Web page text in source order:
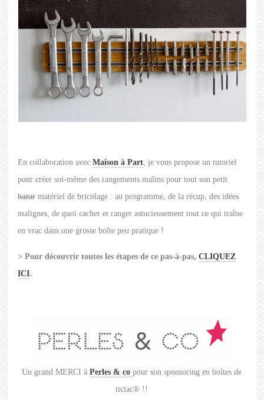
En collaboration avecMaison à Part , je vous propose un tutoriel
pour créer soi-même des rangements malins pour tout son petit
bazarmatériel de bricolage : au programme, de la récup, des idées
malignes, de quoi cacher et ranger astucieusement tout ce qui traîne
en vrac dans une grosse boîte peu pratique !
> Pour découvrir toutes les étapes de ce pas-à-pas,CLIQUEZ
ICI.
Un grand MERCI àPerles & copour son sponsoring en boîtes de
tictac® !!